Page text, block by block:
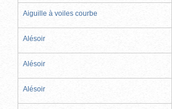
Aiguille à voiles courbe
Alésoir
Alésoir
Alésoir